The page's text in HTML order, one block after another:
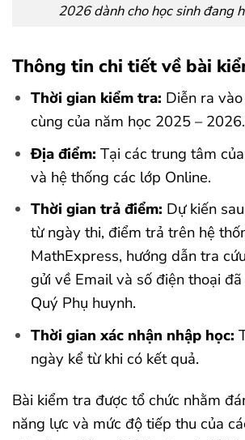
2026 dành cho học sinh đang
Thông tin chi tiết về bài
Thời gian kiểm tra: Diễn ra
cùng của năm học 2025 – 2026.
Địa điểm: Tại các trung tâm
và hệ thống các lớp Online.
Thời gian trả điểm: Dự kiến
từ ngày thi, điểm trả trên hệ
MathExpress, hướng dẫn tra
gửi về Email và số điện thoại
Quý Phụ huynh.
Thời gian xác nhận nhập học:
ngày kể từ khi có kết quả.
Bài kiểm tra được tổ chức nhằm
năng lực và mức độ tiếp thu của